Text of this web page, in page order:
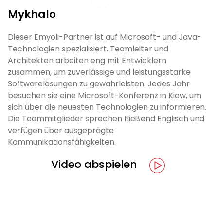
Mykhalo
Dieser Emyoli-Partner ist auf Microsoft- und Java-
Technologien spezialisiert. Teamleiter und
Architekten arbeiten eng mit Entwicklern
zusammen, um zuverlässige und leistungsstarke
Softwarelösungen zu gewährleisten. Jedes Jahr
besuchen sie eine Microsoft-Konferenz in Kiew, um
sich über die neuesten Technologien zu informieren.
Die Teammitglieder sprechen fließend Englisch und
verfügen über ausgeprägte
Kommunikationsfähigkeiten.
Video abspielen